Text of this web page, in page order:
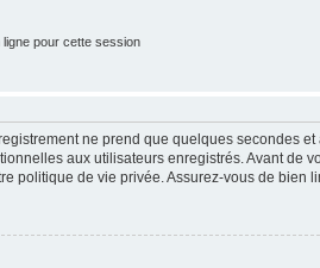
pour cette session
ne prend que quelques secondes
aux utilisateurs enregistrés. Avant de
politique de vie privée. Assurez-vous de bien